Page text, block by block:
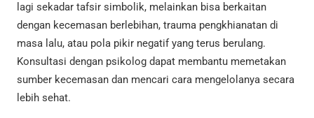
lagi sekadar tafsir simbolik, melainkan bisa berkaitan
dengan kecemasan berlebihan, trauma pengkhianatan di
masa lalu, atau pola pikir negatif yang terus berulang.
Konsultasi dengan psikolog dapat membantu memetakan
sumber kecemasan dan mencari cara mengelolanya secara
lebih sehat.